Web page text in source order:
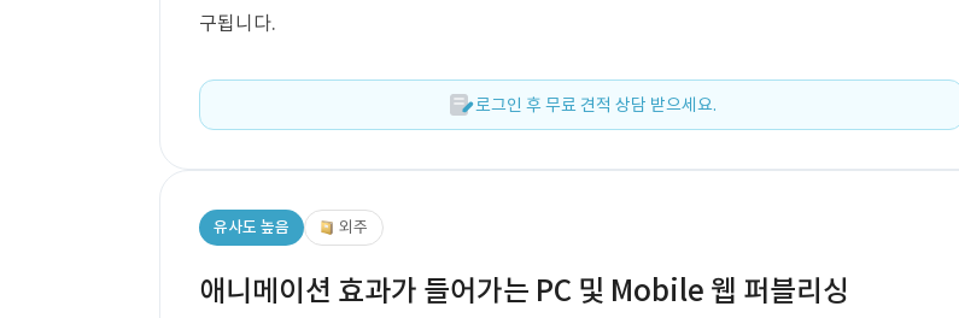
구됩니다.
로그인 후 무료 견적 상담 받으세요.
유사도 높음 외주
애니메이션 효과가 들어가는 PC 및 Mobile 웹 퍼블리싱